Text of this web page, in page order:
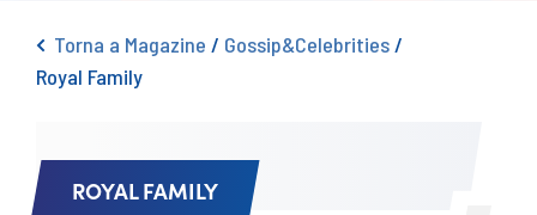
Torna a Magazine / Gossip&Celebrities/
Royal Family
ROYAL FAMILY